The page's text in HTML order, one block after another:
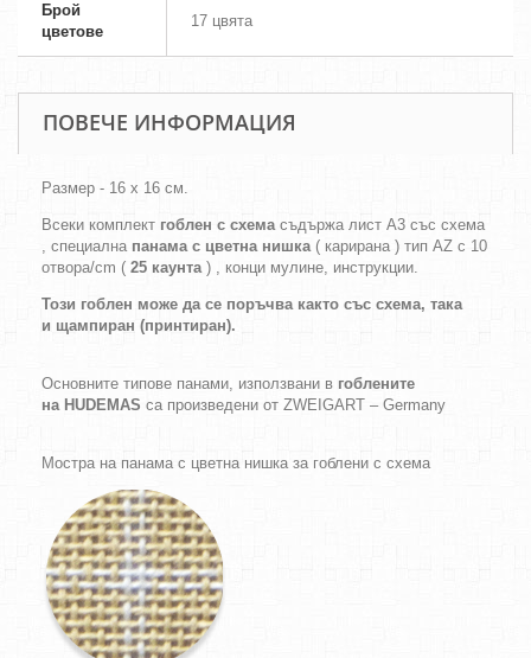
Брой
цветове
17 цвята
ПОВЕЧЕ ИНФОРМАЦИЯ
Размер - 16 х 16 см.
Всеки комплект гоблен с схемасъдържа лист А3 със схема
, специална панама с цветна нишка( карирана ) тип AZ с 10
отвора/cm ( 25 каунта) , конци мулине, инструкции.
Този гоблен може да се поръчва както със схема, така
и щампиран (принтиран).
Основните типове панами, използвани в гоблените
на HUDEMAS са произведени от ZWEIGART – Germany
Мостра на панама с цветна нишка за гоблени с схема